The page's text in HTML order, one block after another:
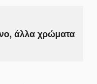
άλλα χρώματα